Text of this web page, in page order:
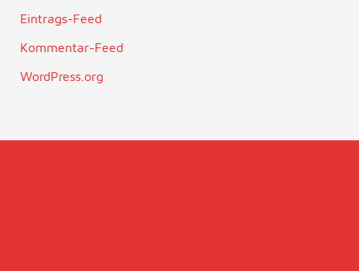
Eintrags-Feed
Kommentar-Feed
WordPress.org